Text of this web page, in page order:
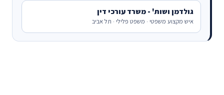
גולדמן ושות' - משרד עורכי דין
איש מקצוע משפטי · משפט פלילי · תל אביב